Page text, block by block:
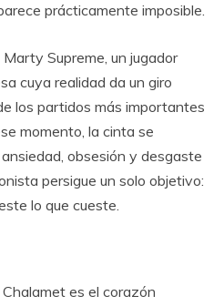
prácticamente imposible.
Supreme, un jugador
cuya realidad da un giro
los partidos más importantes
momento, la cinta se
obsesión y desgaste
persigue un solo objetivo:
lo que cueste.
es el corazón